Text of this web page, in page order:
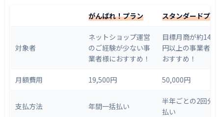
がんばれ！プラン スタンダードプラ
対象者
ネットショップ運営
のご経験が少ない事
業者様におすすめ！
目標月商が約140
円以上の事業者様
おすすめ！
月額費用 19,500円 50,000円
支払方法 年間一括払い
半年ごとの2回分
払い